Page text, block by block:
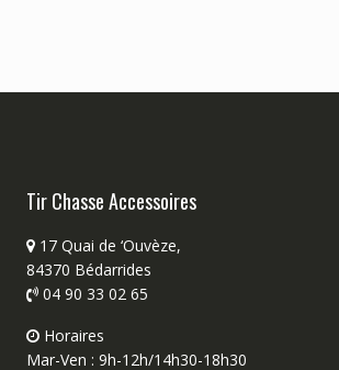
Tir Chasse Accessoires
17 Quai de ‘Ouvèze,
84370 Bédarrides
04 90 33 02 65
Horaires
Mar-Ven : 9h-12h/14h30-18h30